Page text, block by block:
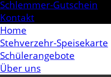
Schlemmer-Gutschein
Kontakt
Home
Stehverzehr-Speisekarte
Schülerangebote
Über uns